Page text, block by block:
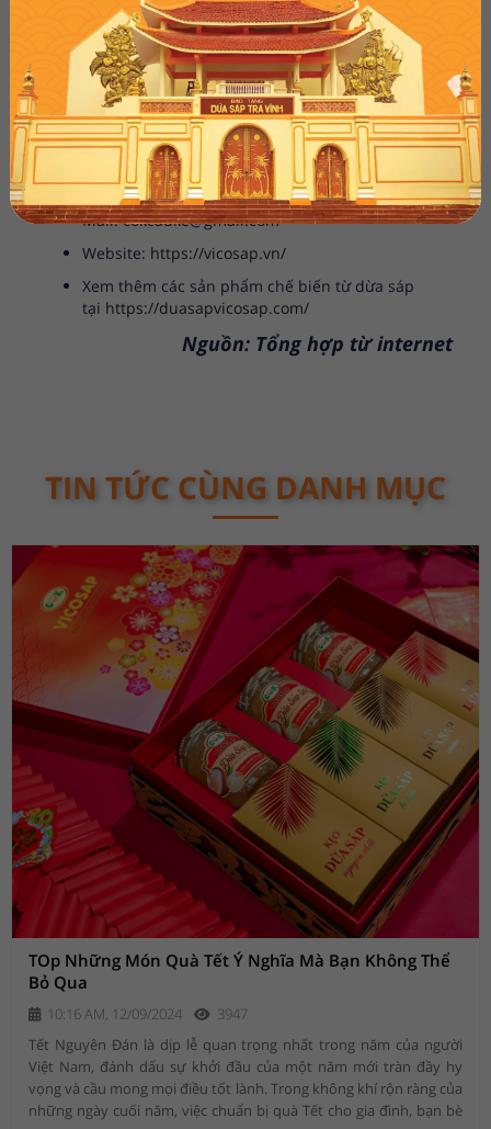
vùng trồng dừa ở Bến Tre, Trà Vinh, thu nhập từ cây dừa chiếm 50%
thu nhập của hộ.
CÔNG TY TNHH CHẾ BIẾN DỪA SÁP CẦU KÈ
Địa chỉ: 253/5, Ấp 2, xã Thạnh Phú, huyện Cầu Kè,
tỉnh Trà Vinh
Hotline: 0917 837 577 - 0916 539 439
Mail: cokcauke@gmail.com
Website: https://vicosap.vn/
Xem thêm các sản phẩm chế biến từ dừa sáp
tại https://duasapvicosap.com/
Nguồn: Tổng hợp từ internet
TIN TỨC CÙNG DANH MỤC
TOp Những Món Quà Tết Ý Nghĩa Mà Bạn Không Thể
Bỏ Qua
10:16 AM, 12/09/2024
3947
Tết Nguyên Đán là dịp lễ quan trọng nhất trong năm của người
Việt Nam, đánh dấu sự khởi đầu của một năm mới tràn đầy hy
vọng và cầu mong mọi điều tốt lành. Trong không khí rộn ràng của
những ngày cuối năm, việc chuẩn bị quà Tết cho gia đình, bạn bè